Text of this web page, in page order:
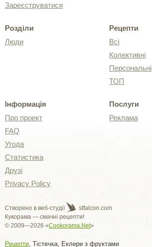
Зареєструватися
Розділи
Люди
Рецепти
Всі
Колективні
Персональні
ТОП
Інформація
Про проект
FAQ
Угода
Статистика
Друзі
Privacy Policy
Послуги
Реклама
Створено в веб-студії
stfalcon.com
Кукорама — смачні рецепти!
© 2009—2026 «Cookorama.Net»
Рецепти , Тістечка, Еклери з фруктами